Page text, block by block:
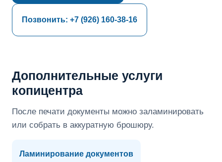
Позвонить: +7 (926) 160-38-16
Дополнительные услуги
копицентра
После печати документы можно заламинировать
или собрать в аккуратную брошюру.
Ламинирование документов